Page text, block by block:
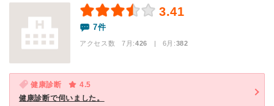
3.41
7件
アクセス数 7月:426 | 6月:382
健康診断
4.5
健康診断で伺いました。